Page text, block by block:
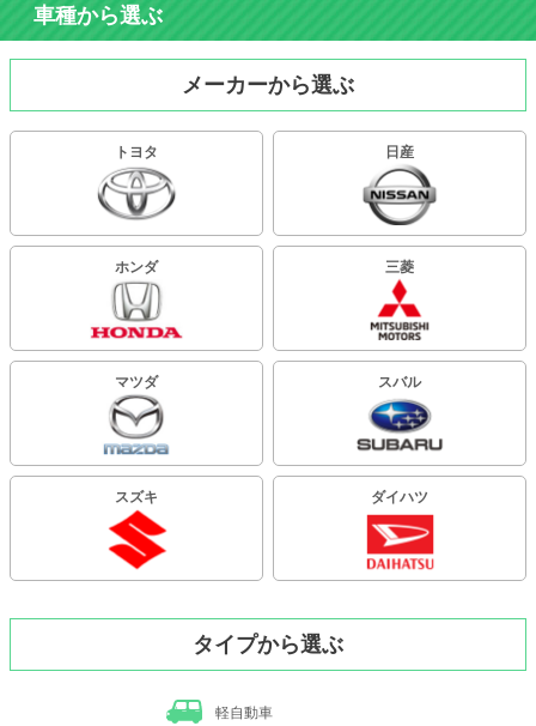
車種から選ぶ
メーカーから選ぶ
トヨタ 日産
ホンダ 三菱
マツダ スバル
スズキ ダイハツ
タイプから選ぶ
軽自動車